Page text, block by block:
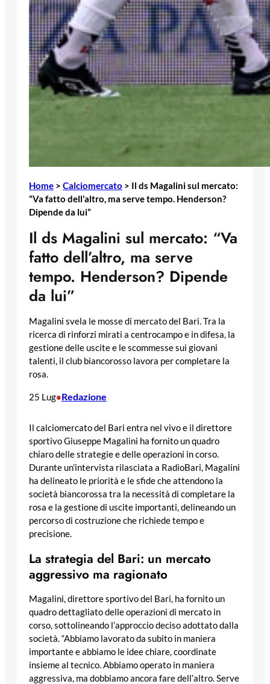
Home > Calciomercato > Il ds Magalini sul mercato:
“Va fatto dell’altro, ma serve tempo. Henderson?
Dipende da lui”
Il ds Magalini sul mercato: “Va
fatto dell’altro, ma serve
tempo. Henderson? Dipende
da lui”
Magalini svela le mosse di mercato del Bari. Tra la
ricerca di rinforzi mirati a centrocampo e in difesa, la
gestione delle uscite e le scommesse sui giovani
talenti, il club biancorosso lavora per completare la
rosa.
25 Lug•Redazione
Il calciomercato del Bari entra nel vivo e il direttore
sportivo Giuseppe Magalini ha fornito un quadro
chiaro delle strategie e delle operazioni in corso.
Durante un’intervista rilasciata a RadioBari, Magalini
ha delineato le priorità e le sfide che attendono la
società biancorossa tra la necessità di completare la
rosa e la gestione di uscite importanti, delineando un
percorso di costruzione che richiede tempo e
precisione.
La strategia del Bari: un mercato
aggressivo ma ragionato
Magalini, direttore sportivo del Bari, ha fornito un
quadro dettagliato delle operazioni di mercato in
corso, sottolineando l’approccio deciso adottato dalla
società. “Abbiamo lavorato da subito in maniera
importante e abbiamo le idee chiare, coordinate
insieme al tecnico. Abbiamo operato in maniera
aggressiva, ma dobbiamo ancora fare dell’altro. Serve